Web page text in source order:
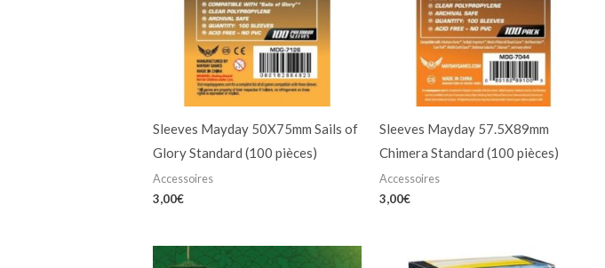
Sleeves Mayday 50X75mm Sails of
Glory Standard (100 pièces)
Accessoires
3,00€
Sleeves Mayday 57.5X89mm
Chimera Standard (100 pièces)
Accessoires
3,00€